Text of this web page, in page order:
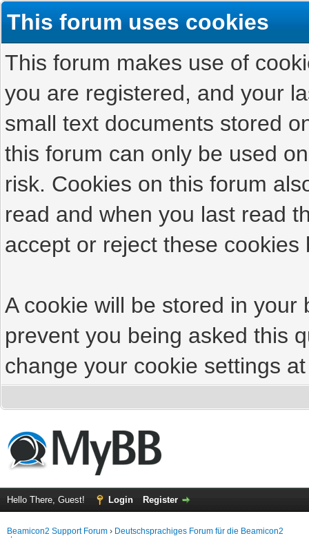
This forum uses cookies
This forum makes use of
you are registered, and your
small text documents stored
this forum can only be used
risk. Cookies on this forum
read and when you last read
accept or reject these cookies
A cookie will be stored in
prevent you being asked this
change your cookie settings
Hello There, Guest! Login Register
Beamicon2 Support Forum › Deutschsprachiges Forum für die Beamicon2